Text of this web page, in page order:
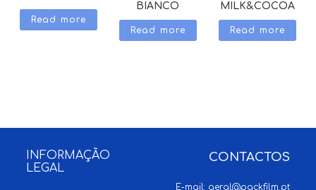
Read more
BIANCO
Read more
MILK&COCOA
Read more
INFORMAÇÃO
LEGAL
CONTACTOS
E-mail: geral@packfilm.pt